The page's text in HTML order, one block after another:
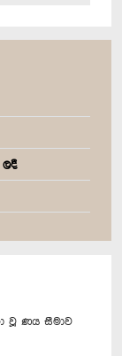
වූ ණය සීමාව